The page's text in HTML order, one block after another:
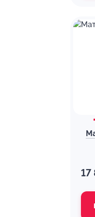
17